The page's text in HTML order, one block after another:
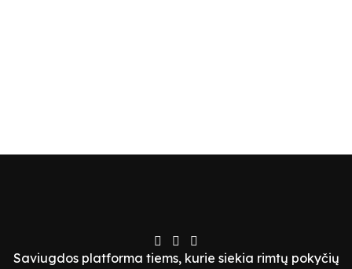
Saviugdos platforma tiems, kurie siekia rimtų pokyčių